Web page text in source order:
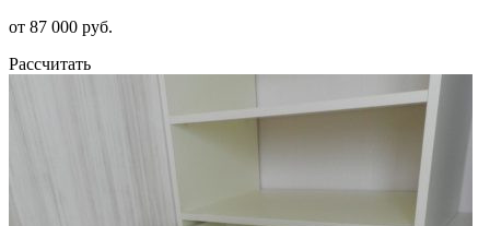
от 87 000 руб.
Рассчитать